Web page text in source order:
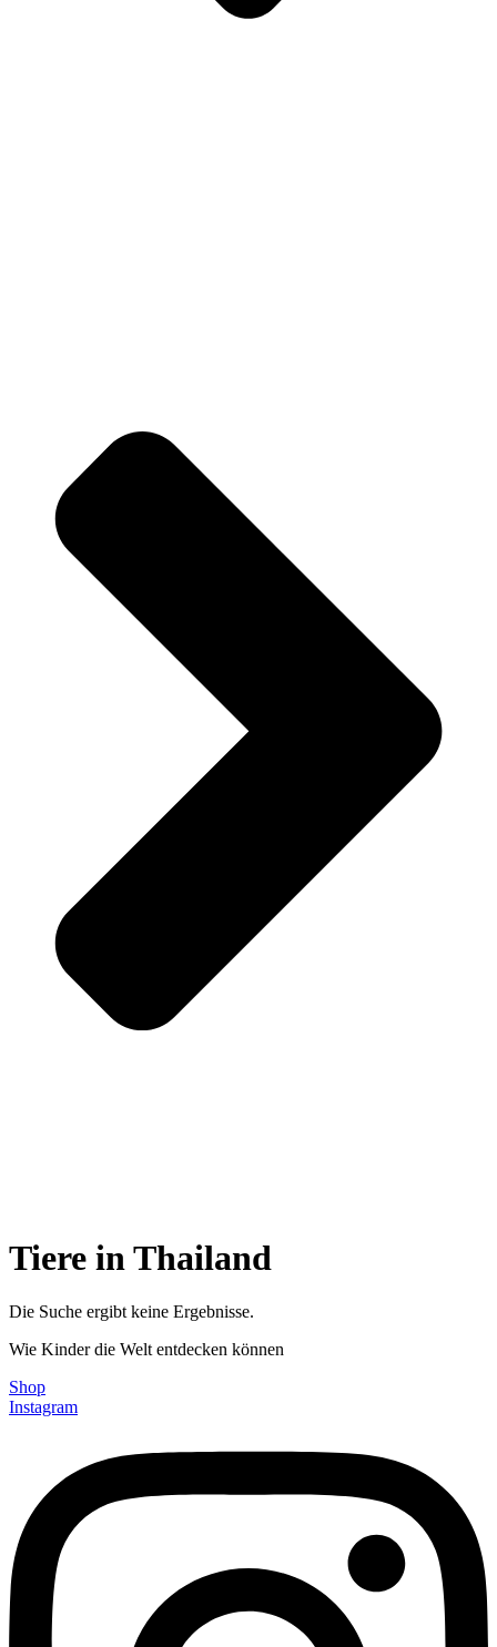
Tiere in Thailand
Die Suche ergibt keine Ergebnisse.
Wie Kinder die Welt entdecken können
Shop
Instagram